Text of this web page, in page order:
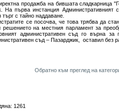
продажба на бившата сладкарница
На първа инстанция
с тайно наддаване.
се посочва, че това трябва да
решението на местния парламент за
административен съд го върна
съд – Пазарджик, оставил без
Обратно към преглед на
1261